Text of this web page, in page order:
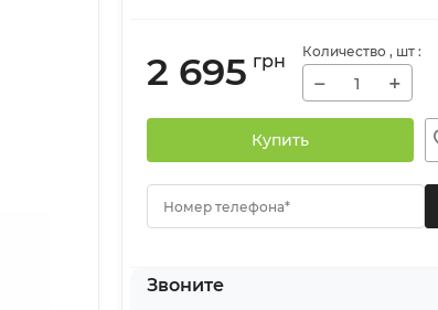
2 695 грн Количество , шт :
− +
Купить
Номер телефона*
Звоните